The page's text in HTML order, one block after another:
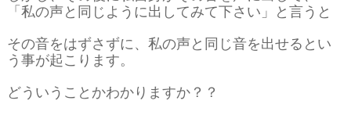
「私の声と同じように出してみて下さい」と言うと
その音をはずさずに、私の声と同じ音を出せるとい
う事が起こります。
どういうことかわかりますか？？